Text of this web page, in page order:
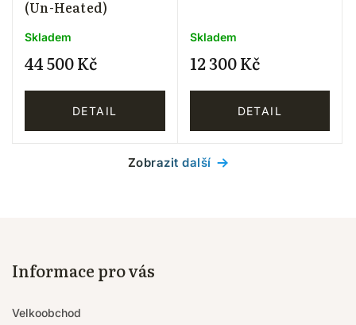
(Un-Heated)
Skladem
44 500 Kč
DETAIL
Skladem
12 300 Kč
DETAIL
Zobrazit další
Informace pro vás
Velkoobchod